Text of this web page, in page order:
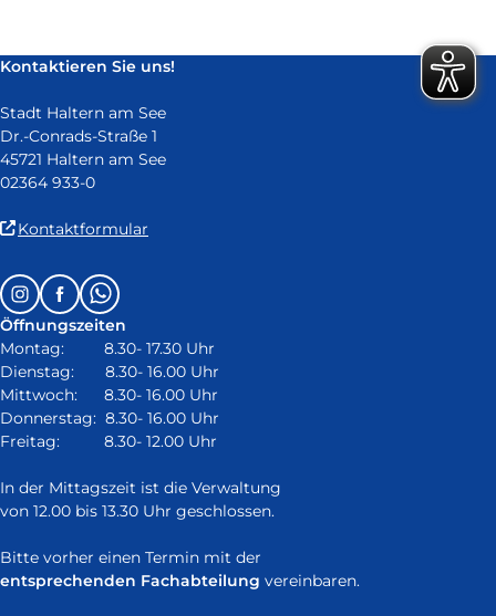
Kontaktieren Sie uns!
Stadt Haltern am See
Dr.-Conrads-Straße 1
45721 Haltern am See
02364 933-0
Kontaktformular
in
neuem
Fenster)
Follow
us
on:
InstagramFacebookWhatsapp
Öffnungszeiten
Montag: 8.30- 17.30 Uhr
Dienstag: 8.30- 16.00 Uhr
Mittwoch: 8.30- 16.00 Uhr
Donnerstag: 8.30- 16.00 Uhr
Freitag: 8.30- 12.00 Uhr
In der Mittagszeit ist die Verwaltung
von 12.00 bis 13.30 Uhr geschlossen.
Bitte vorher einen Termin mit der
entsprechenden Fachabteilung vereinbaren.